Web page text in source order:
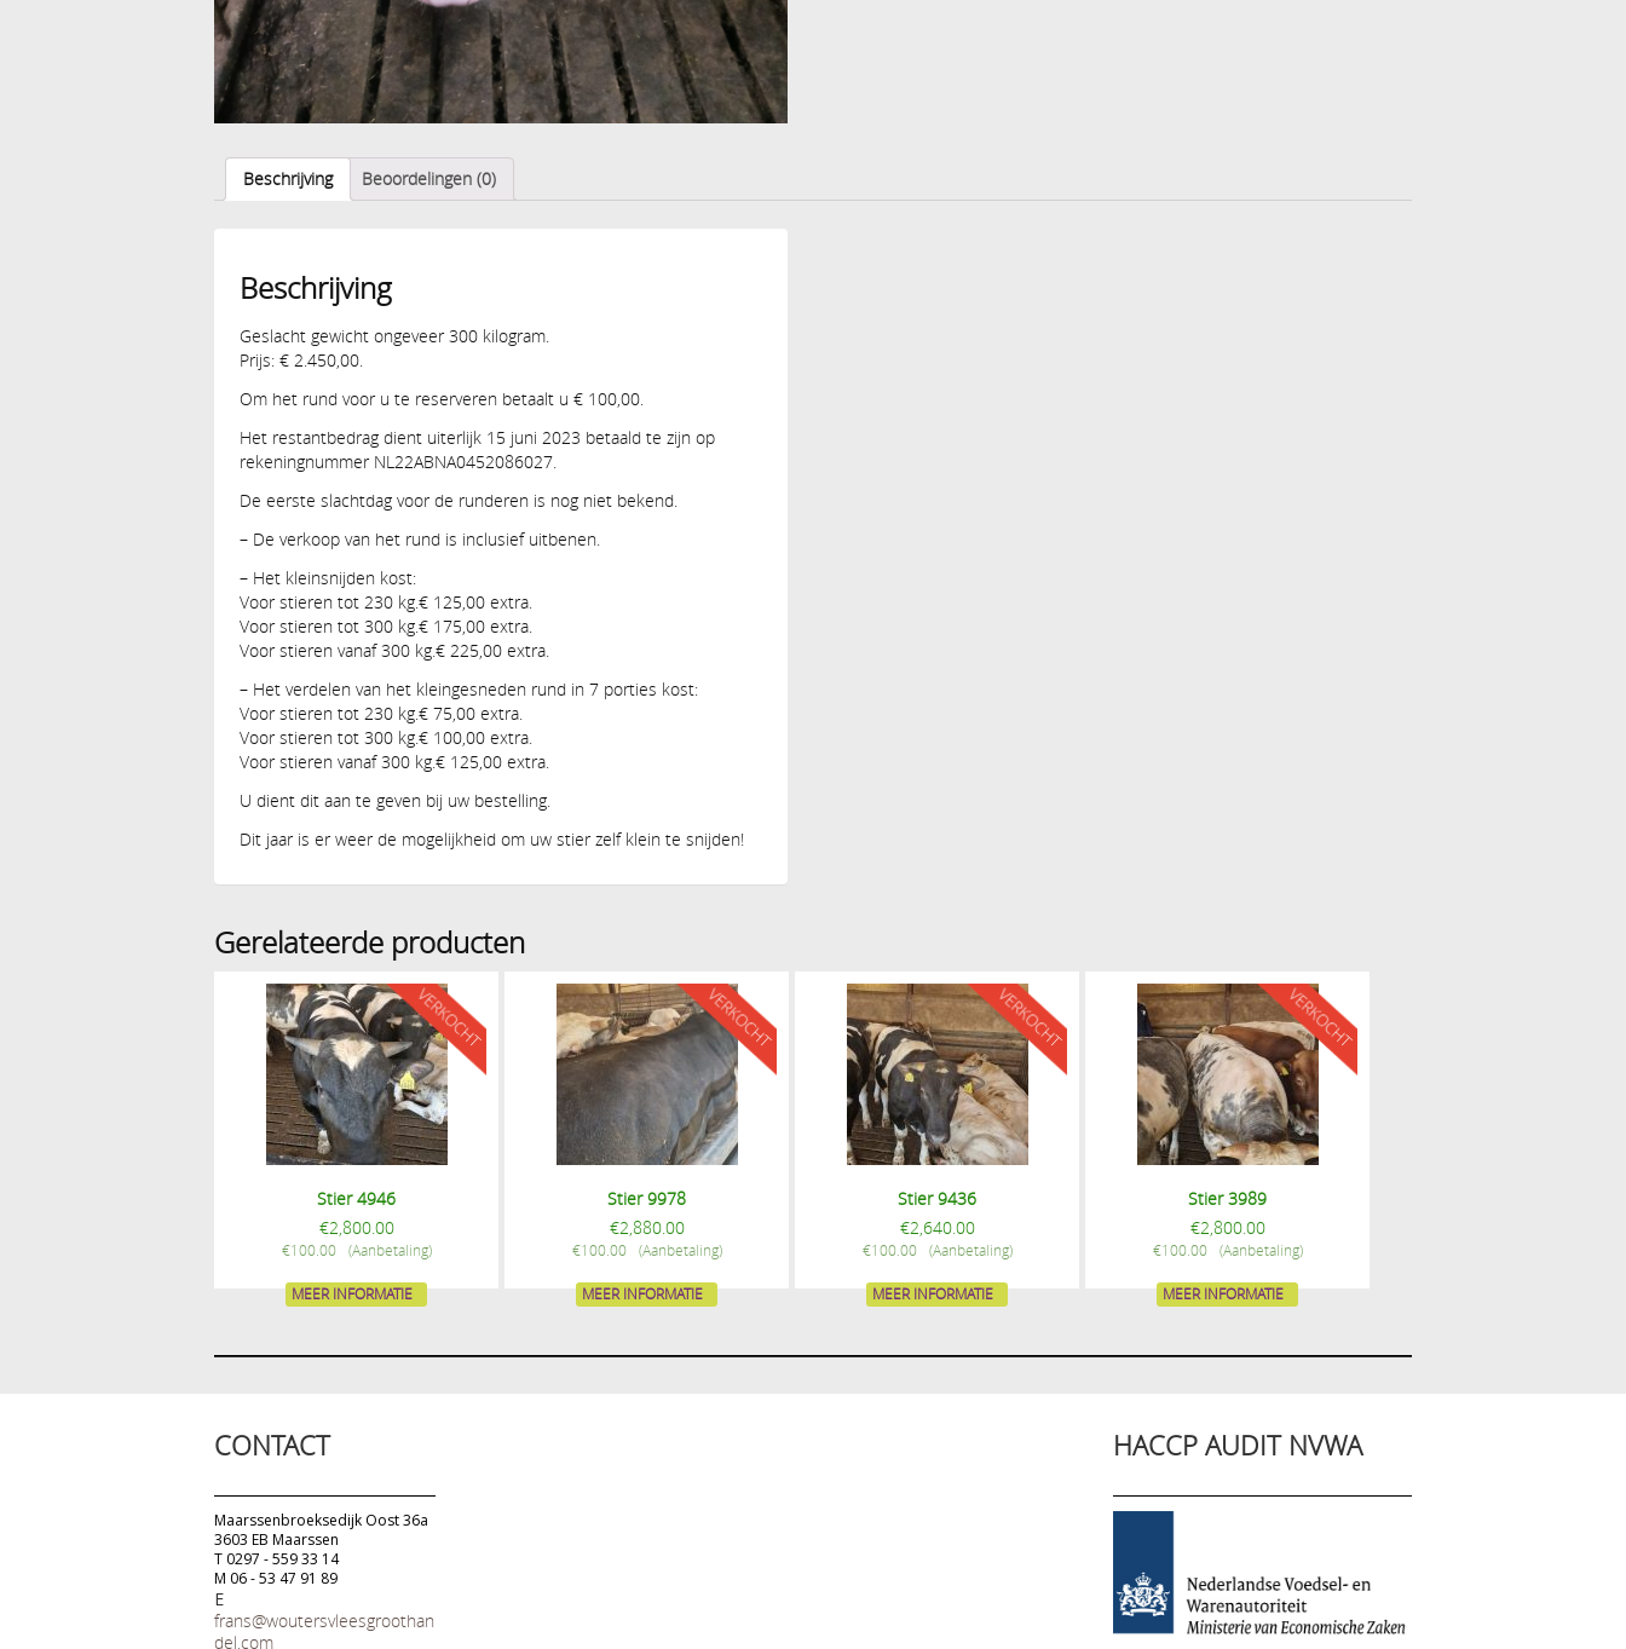
Beschrijving Beoordelingen (0)
Beschrijving
Geslacht gewicht ongeveer 300 kilogram.
Prijs: € 2.450,00.
Om het rund voor u te reserveren betaalt u € 100,00.
Het restantbedrag dient uiterlijk 15 juni 2023 betaald te zijn op
rekeningnummer NL22ABNA0452086027.
De eerste slachtdag voor de runderen is nog niet bekend.
– De verkoop van het rund is inclusief uitbenen.
– Het kleinsnijden kost:
Voor stieren tot 230 kg.€ 125,00 extra.
Voor stieren tot 300 kg.€ 175,00 extra.
Voor stieren vanaf 300 kg.€ 225,00 extra.
– Het verdelen van het kleingesneden rund in 7 porties kost:
Voor stieren tot 230 kg.€ 75,00 extra.
Voor stieren tot 300 kg.€ 100,00 extra.
Voor stieren vanaf 300 kg.€ 125,00 extra.
U dient dit aan te geven bij uw bestelling.
Dit jaar is er weer de mogelijkheid om uw stier zelf klein te snijden!
Gerelateerde producten
Stier 4946
€2,800.00
€100.00
MEER INFORMATIE
Stier 9978
€2,880.00
€100.00
MEER INFORMATIE
Stier 9436
€2,640.00
€100.00
MEER INFORMATIE
Stier 3989
€2,800.00
€100.00
MEER INFORMATIE
CONTACT
Maarssenbroeksedijk Oost 36a
3603 EB Maarssen
T 0297 - 559 33 14
M 06 - 53 47 91 89
E
frans@woutersvleesgroothan
del.com
HACCP AUDIT NVWA